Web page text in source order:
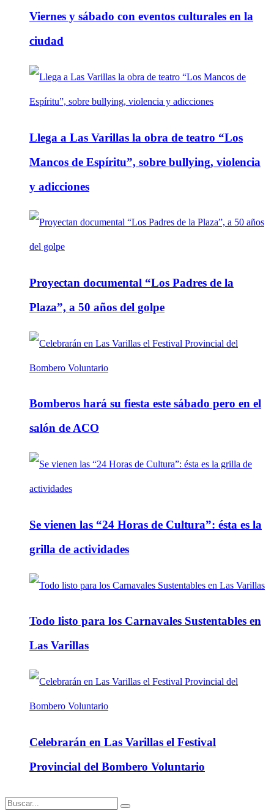
Viernes y sábado con eventos culturales en la
ciudad
Llega a Las Varillas la obra de teatro “Los
Mancos de Espíritu”, sobre bullying, violencia
y adicciones
Proyectan documental “Los Padres de la
Plaza”, a 50 años del golpe
Bomberos hará su fiesta este sábado pero en el
salón de ACO
Se vienen las “24 Horas de Cultura”: ésta es la
grilla de actividades
Todo listo para los Carnavales Sustentables en
Las Varillas
Celebrarán en Las Varillas el Festival
Provincial del Bombero Voluntario